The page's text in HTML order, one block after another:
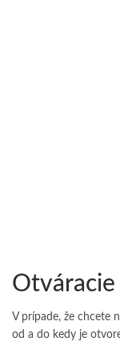
V prípade, že chcete
od a do kedy je